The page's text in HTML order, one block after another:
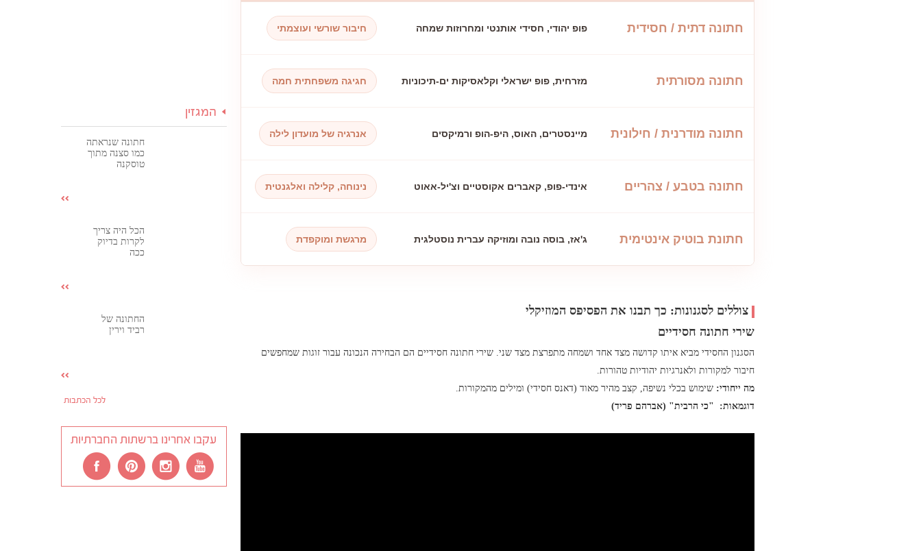
חתונה דתית / חסידית פופ יהודי, חסידי אותנטי ומחרוזות שמחה חיבור שורשי ועוצמתי
חתונה מסורתית מזרחית, פופ ישראלי וקלאסיקות ים-תיכוניות חגיגה משפחתית חמה
חתונה מודרנית / חילונית מיינסטרים, האוס, היפ-הופ ורמיקסים אנרגיה של מועדון לילה
חתונה בטבע / צהריים אינדי-פופ, קאברים אקוסטיים וצ'יל-אאוט נינוחה, קלילה ואלגנטית
חתונת בוטיק אינטימית ג'אז, בוסה נובה ומוזיקה עברית נוסטלגית מרגשת ומוקפדת
צוללים לסגנונות: כך תבנו את הפסיפס המוזיקלי
שירי חתונה חסידיים
הסגנון החסידי מביא איתו קדושה מצד אחד ושמחה מתפרצת מצד שני. שירי חתונה חסידיים הם הבחירה הנכונה עבור זוגות שמחפשים
חיבור למקורות ולאנרגיות יהודיות טהורות.
מה ייחודי: שימוש בכלי נשיפה, קצב מהיר מאוד (דאנס חסידי) ומילים מהמקורות.
דוגמאות:
"כי הרבית" (אברהם פריד)
המגזין
חתונה שנראתה
כמו סצנה מתוך
טוסקנה
הכל היה צריך
לקרות בדיוק
ככה
החתונה של
רביד וירין
לכל הכתבות
עקבו אחרינו ברשתות החברתיות